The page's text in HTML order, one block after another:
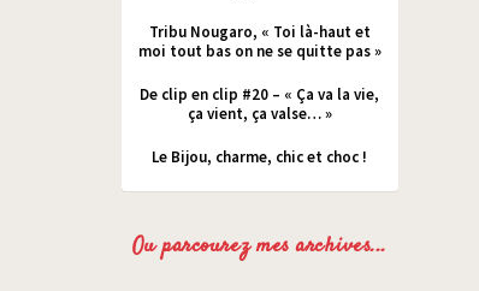
Tribu Nougaro, « Toi là-haut et
moi tout bas on ne se quitte pas »
De clip en clip #20 – « Ça va la vie,
ça vient, ça valse… »
Le Bijou, charme, chic et choc !
Ou parcourez mes archives...